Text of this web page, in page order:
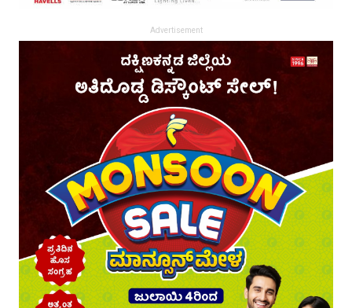
Advertisement